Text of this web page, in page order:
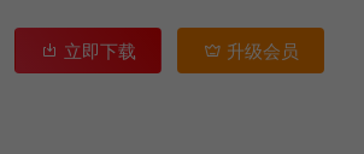
立即下载 升级会员